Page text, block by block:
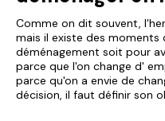
Comme on dit souvent,
mais il existe des moments
déménagement soit pour
parce que l'on change d'
parce qu'on a envie de
décision, il faut définir son